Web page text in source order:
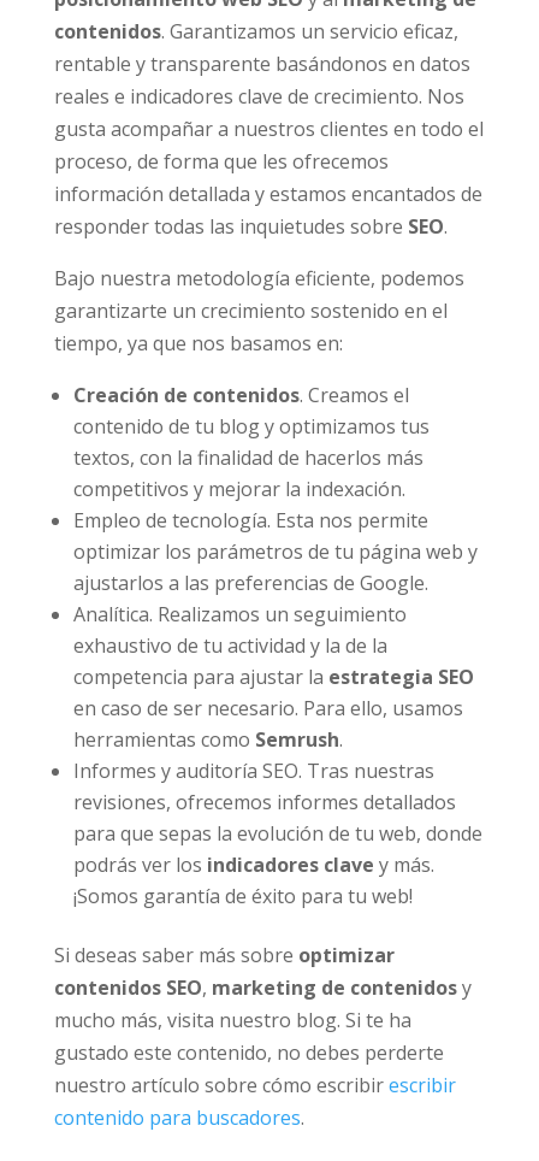
contenidos. Garantizamos un servicio eficaz,
rentable y transparente basándonos en datos
reales e indicadores clave de crecimiento. Nos
gusta acompañar a nuestros clientes en todo el
proceso, de forma que les ofrecemos
información detallada y estamos encantados de
responder todas las inquietudes sobre SEO.
Bajo nuestra metodología eficiente, podemos
garantizarte un crecimiento sostenido en el
tiempo, ya que nos basamos en:
Creación de contenidos. Creamos el
contenido de tu blog y optimizamos tus
textos, con la finalidad de hacerlos más
competitivos y mejorar la indexación.
Empleo de tecnología. Esta nos permite
optimizar los parámetros de tu página web y
ajustarlos a las preferencias de Google.
Analítica. Realizamos un seguimiento
exhaustivo de tu actividad y la de la
competencia para ajustar la estrategia SEO
en caso de ser necesario. Para ello, usamos
herramientas como Semrush.
Informes y auditoría SEO. Tras nuestras
revisiones, ofrecemos informes detallados
para que sepas la evolución de tu web, donde
podrás ver los indicadores clave y más.
¡Somos garantía de éxito para tu web!
Si deseas saber más sobre optimizar
contenidos SEO, marketing de contenidosy
mucho más, visita nuestro blog. Si te ha
gustado este contenido, no debes perderte
nuestro artículo sobre cómo escribirescribir
contenido para buscadores.